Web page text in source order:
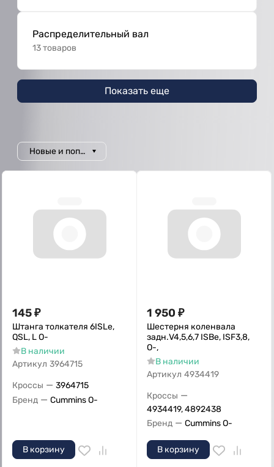
Распределительный вал
13 товаров
Показать еще
Новые и популярные
145₽
Штанга толкателя 6ISLe,
QSL, L O-
В наличии
Артикул 3964715
Кроссы — 3964715
Бренд — Cummins O-
В корзину
1 950 ₽
Шестерня коленвала
задн.V4,5,6,7 ISBe, ISF3,8,
О-,
В наличии
Артикул 4934419
Кроссы —
4934419, 4892438
Бренд — Cummins O-
В корзину